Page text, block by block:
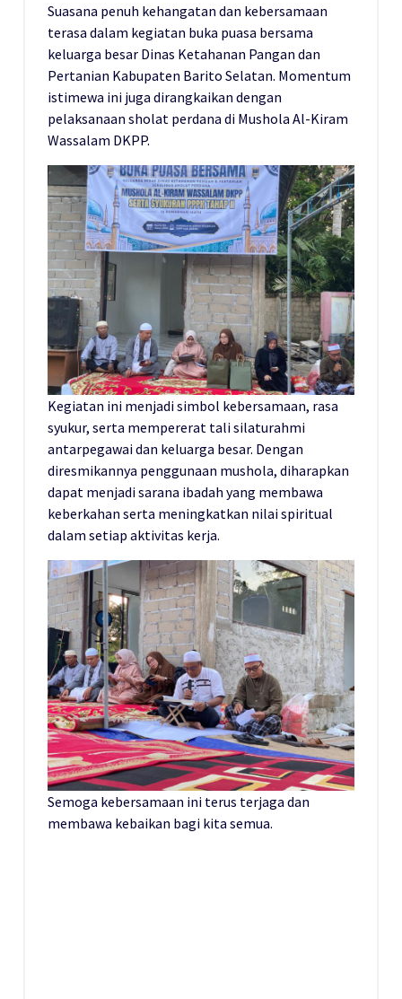
Suasana penuh kehangatan dan kebersamaan
terasa dalam kegiatan buka puasa bersama
keluarga besar Dinas Ketahanan Pangan dan
Pertanian Kabupaten Barito Selatan. Momentum
istimewa ini juga dirangkaikan dengan
pelaksanaan sholat perdana di Mushola Al-Kiram
Wassalam DKPP.
Kegiatan ini menjadi simbol kebersamaan, rasa
syukur, serta mempererat tali silaturahmi
antarpegawai dan keluarga besar. Dengan
diresmikannya penggunaan mushola, diharapkan
dapat menjadi sarana ibadah yang membawa
keberkahan serta meningkatkan nilai spiritual
dalam setiap aktivitas kerja.
Semoga kebersamaan ini terus terjaga dan
membawa kebaikan bagi kita semua.